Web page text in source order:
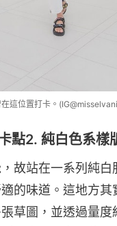
這位置打卡。
點2. 純白色系樣
故站在一系列純白
的味道。這地方
草圖，並透過量度